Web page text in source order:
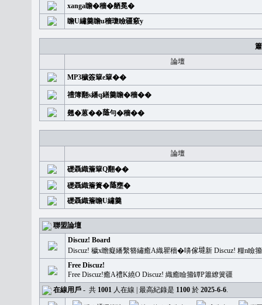
xanga瞻�穡�舾冕�
瞻U繡羹瞻u穡瓊瞼疆竅y
論壇
MP3穢簽簞e簞��
禮簿翻s繙q繕羹瞻�穡��
翹�蒽��𦻕勻�穡��
論壇
礎聶織簷簞Q翻��
礎聶織簷簣�𦻕壅�
礎聶織簷瞻U繡羹
聯盟論壇
Discuz! Board
Discuz! 穢x瞻癡繙繫簪繡癒A織瞿穡�嚊傢𡐿新 Discuz! 糧n
Free Discuz!
Free Discuz!癒A禮K繞O Discuz! 織癒瞼籀罈P簫繚簧疆
在線用戶 - 共 1001 人在線 | 最高紀錄是 1100 於 2025-6-6.